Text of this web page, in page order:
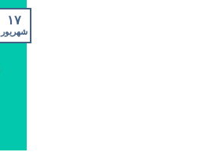
۱۷
شهریور